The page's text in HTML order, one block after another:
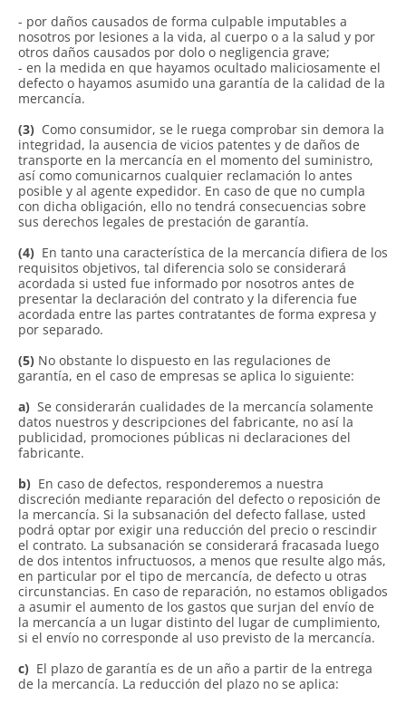
- por daños causados de forma culpable imputables a
nosotros por lesiones a la vida, al cuerpo o a la salud y por
otros daños causados por dolo o negligencia grave;
- en la medida en que hayamos ocultado maliciosamente el
defecto o hayamos asumido una garantía de la calidad de la
mercancía.
(3) Como consumidor, se le ruega comprobar sin demora la
integridad, la ausencia de vicios patentes y de daños de
transporte en la mercancía en el momento del suministro,
así como comunicarnos cualquier reclamación lo antes
posible y al agente expedidor. En caso de que no cumpla
con dicha obligación, ello no tendrá consecuencias sobre
sus derechos legales de prestación de garantía.
(4) En tanto una característica de la mercancía difiera de los
requisitos objetivos, tal diferencia solo se considerará
acordada si usted fue informado por nosotros antes de
presentar la declaración del contrato y la diferencia fue
acordada entre las partes contratantes de forma expresa y
por separado.
(5) No obstante lo dispuesto en las regulaciones de
garantía, en el caso de empresas se aplica lo siguiente:
a) Se considerarán cualidades de la mercancía solamente
datos nuestros y descripciones del fabricante, no así la
publicidad, promociones públicas ni declaraciones del
fabricante.
b) En caso de defectos, responderemos a nuestra
discreción mediante reparación del defecto o reposición de
la mercancía. Si la subsanación del defecto fallase, usted
podrá optar por exigir una reducción del precio o rescindir
el contrato. La subsanación se considerará fracasada luego
de dos intentos infructuosos, a menos que resulte algo más,
en particular por el tipo de mercancía, de defecto u otras
circunstancias. En caso de reparación, no estamos obligados
a asumir el aumento de los gastos que surjan del envío de
la mercancía a un lugar distinto del lugar de cumplimiento,
si el envío no corresponde al uso previsto de la mercancía.
c) El plazo de garantía es de un año a partir de la entrega
de la mercancía. La reducción del plazo no se aplica: